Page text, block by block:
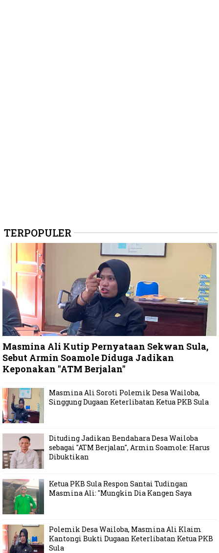
TERPOPULER
Masmina Ali Kutip Pernyataan Sekwan Sula,
Sebut Armin Soamole Diduga Jadikan
Keponakan "ATM Berjalan"
Masmina Ali Soroti Polemik Desa Wailoba,
Singgung Dugaan Keterlibatan Ketua PKB Sula
Dituding Jadikan Bendahara Desa Wailoba
sebagai "ATM Berjalan", Armin Soamole: Harus
Dibuktikan
Ketua PKB Sula Respon Santai Tudingan
Masmina Ali: "Mungkin Dia Kangen Saya
Polemik Desa Wailoba, Masmina Ali Klaim
Kantongi Bukti Dugaan Keterlibatan Ketua PKB
Sula